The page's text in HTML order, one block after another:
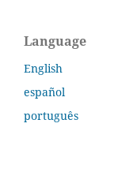
Language
English
español
português